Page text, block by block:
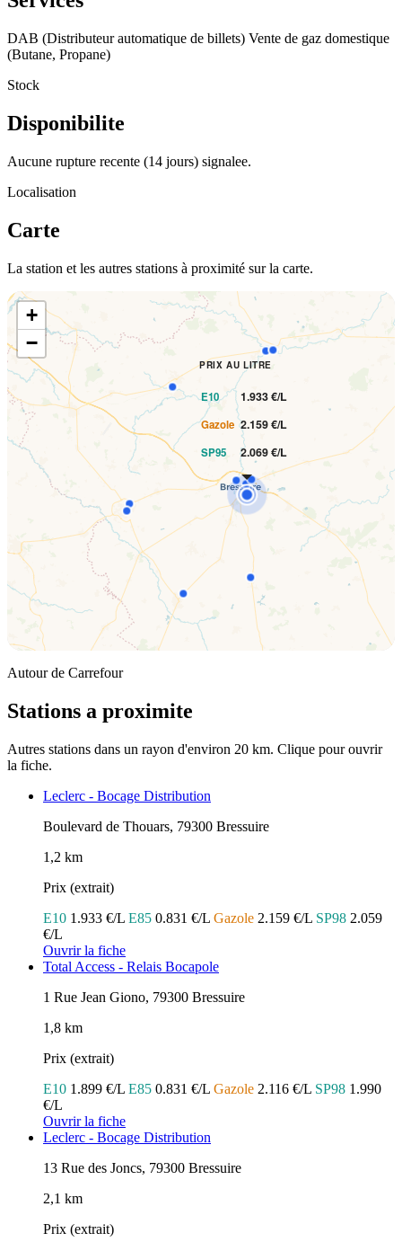
DAB (Distributeur automatique de billets) Vente de gaz domestique
(Butane, Propane)
Stock
Disponibilite
Aucune rupture recente (14 jours) signalee.
Localisation
Carte
La station et les autres stations à proximité sur la carte.
PRIX AU LITRE
E10 1.933 €/L
Gazole 2.159 €/L
SP95 2.069 €/L
+
−
Autour de Carrefour
Stations a proximite
Autres stations dans un rayon d'environ 20 km. Clique pour ouvrir
la fiche.
Leclerc - Bocage Distribution
Boulevard de Thouars, 79300 Bressuire
1,2 km
Prix (extrait)
E10 1.933 €/L E85 0.831 €/L Gazole 2.159 €/L SP98 2.059
€/L
Ouvrir la fiche
Total Access - Relais Bocapole
1 Rue Jean Giono, 79300 Bressuire
1,8 km
Prix (extrait)
E10 1.899 €/L E85 0.831 €/L Gazole 2.116 €/L SP98 1.990
€/L
Ouvrir la fiche
Leclerc - Bocage Distribution
13 Rue des Joncs, 79300 Bressuire
2,1 km
Prix (extrait)